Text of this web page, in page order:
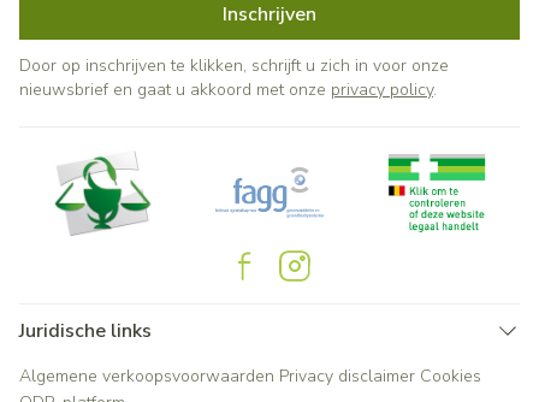
Inschrijven
Door op inschrijven te klikken, schrijft u zich in voor onze
nieuwsbrief en gaat u akkoord met onze privacy policy.
Juridische links
Algemene verkoopsvoorwaarden Privacy disclaimer Cookies